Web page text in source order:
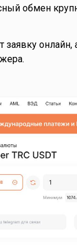
обмен